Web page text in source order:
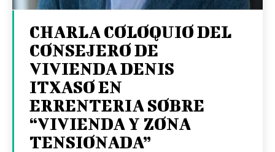
CHARLA COLOQUIO DEL
CONSEJERO DE
VIVIENDA DENIS
ITXASO EN
ERRENTERIA SOBRE
“VIVIENDA Y ZONA
TENSIONADA”